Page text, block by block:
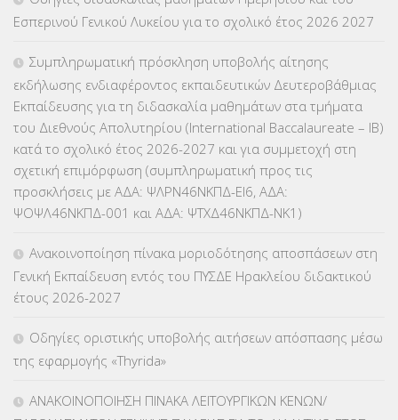
ΕΠΙΜΟΡΦΩΣΗ Τ.Π.Ε.(10)
ΕΥΡΩΠΑΪΚΑ ΠΡΟΓΡΑΜΜΑΤΑ(230)
ΚΕΣΥ(60)
ΚΕΣΥΠ(109)
ΚΠγ – ΚΡΑΤΙΚΟ ΠΙΣΤΟΠΟΙΗΤΙΚΟ ΓΛΩΣΣΟΜΑΘΕΙΑΣ
ΛΟΙΠΑ(309)
ΜΕΤΑΘΕΣΕΙΣ-ΤΟΠΟΘΕΤΗΣΕΙΣ ΒΕΛΤΙΩΣΕΙΣ
ΜΕΤΑΤΑΞΕΙΣ (87)
Εσπερινού Γενικού Λυκείου για το σχολικό έτος 2026 2027
Συμπληρωματική πρόσκληση υποβολής αίτησης
εκδήλωσης ενδιαφέροντος εκπαιδευτικών Δευτεροβάθμιας
Εκπαίδευσης για τη διδασκαλία μαθημάτων στα τμήματα
του Διεθνούς Απολυτηρίου (International Baccalaureate – IB)
κατά το σχολικό έτος 2026-2027 και για συμμετοχή στη
σχετική επιμόρφωση (συμπληρωματική προς τις
προσκλήσεις με ΑΔΑ: ΨΛΡΝ46ΝΚΠΔ-ΕΙ6, ΑΔΑ:
ΨΟΨΛ46ΝΚΠΔ-001 και ΑΔΑ: ΨΤΧΔ46ΝΚΠΔ-ΝΚ1)
Ανακοινοποίηση πίνακα μοριοδότησης αποσπάσεων στη
Γενική Εκπαίδευση εντός του ΠΥΣΔΕ Ηρακλείου διδακτικού
έτους 2026-2027
Οδηγίες οριστικής υποβολής αιτήσεων απόσπασης μέσω
της εφαρμογής «Thyrida»
ΑΝΑΚΟΙΝΟΠΟΙΗΣΗ ΠΙΝΑΚΑ ΛΕΙΤΟΥΡΓΙΚΩΝ ΚΕΝΩΝ/